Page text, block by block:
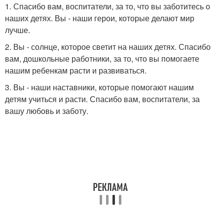
1. Спасибо вам, воспитатели, за то, что вы заботитесь о
наших детях. Вы - наши герои, которые делают мир
лучше.
2. Вы - солнце, которое светит на наших детях. Спасибо
вам, дошкольные работники, за то, что вы помогаете
нашим ребенкам расти и развиваться.
3. Вы - наши наставники, которые помогают нашим
детям учиться и расти. Спасибо вам, воспитатели, за
вашу любовь и заботу.